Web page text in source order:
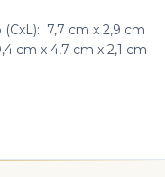
(CxL): 7,7 cm x 2,9 cm
cm x 4,7 cm x 2,1 cm